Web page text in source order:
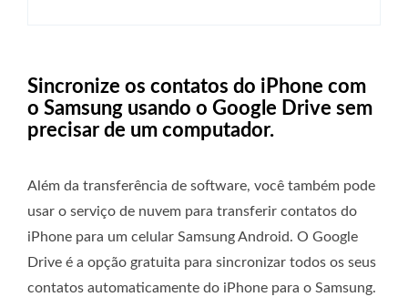
Sincronize os contatos do iPhone com
o Samsung usando o Google Drive sem
precisar de um computador.
Além da transferência de software, você também pode
usar o serviço de nuvem para transferir contatos do
iPhone para um celular Samsung Android. O Google
Drive é a opção gratuita para sincronizar todos os seus
contatos automaticamente do iPhone para o Samsung.